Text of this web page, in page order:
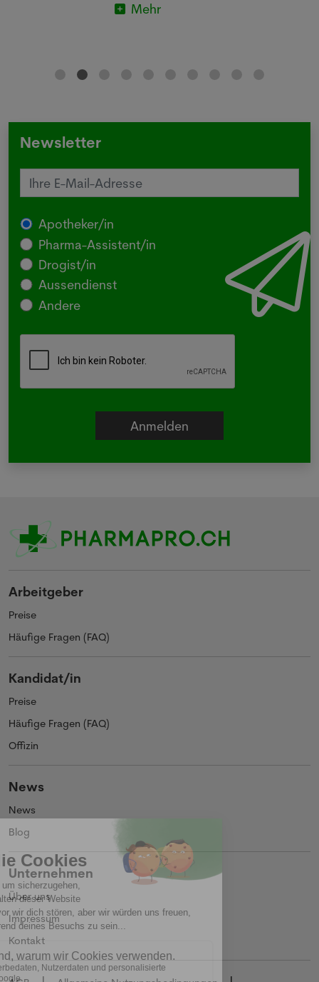
Mehr
Newsletter
Apotheker/in
Pharma-Assistent/in
Drogist/in
Aussendienst
Andere
Arbeitgeber
Preise
Häufige Fragen (FAQ)
Kandidat/in
Preise
Häufige Fragen (FAQ)
Offizin
News
News
Blog
Unternehmen
Über uns
Impressum
Kontakt